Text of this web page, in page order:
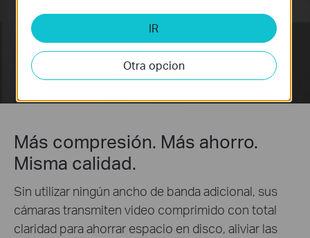
Más compresión. Más ahorro.
Misma calidad.
Sin utilizar ningún ancho de banda adicional, sus
cámaras transmiten video comprimido con total
claridad para ahorrar espacio en disco, aliviar las
IR
Otra opcion